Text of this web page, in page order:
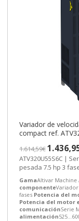
Variador de
compact ref.
1.614,59€
ATV320U55S6C |
GamaAltivar Machine
componente
fases Potencia del
Potencia del motor
comunicaciónSerie
alimentación